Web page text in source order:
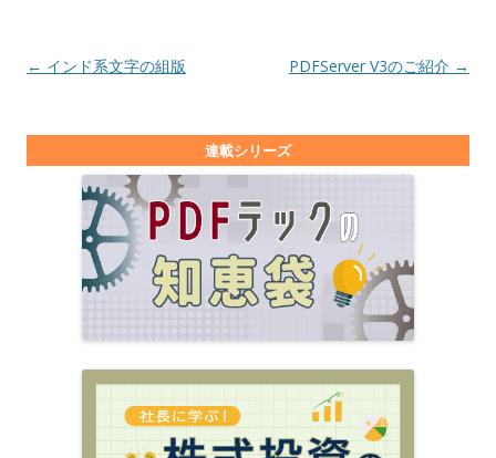
投稿ナビゲーション
← インド系文字の組版 PDFServer V3のご紹介 →
連載シリーズ